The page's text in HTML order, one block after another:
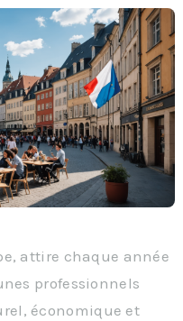
attire chaque année
professionnels
économique et